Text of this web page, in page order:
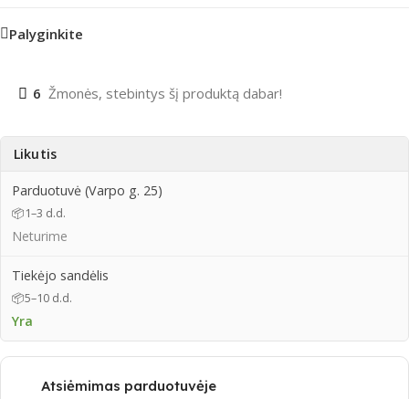
Palyginkite
6 Žmonės, stebintys šį produktą dabar!
Likutis
Parduotuvė (Varpo g. 25)
📦1–3 d.d.
Neturime
Tiekėjo sandėlis
📦5–10 d.d.
Yra
Atsiėmimas parduotuvėje